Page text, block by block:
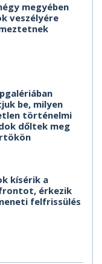
megyében
veszélyére
be, milyen
történelmi
dőltek meg
kísérik a
érkezik
felfrissülés